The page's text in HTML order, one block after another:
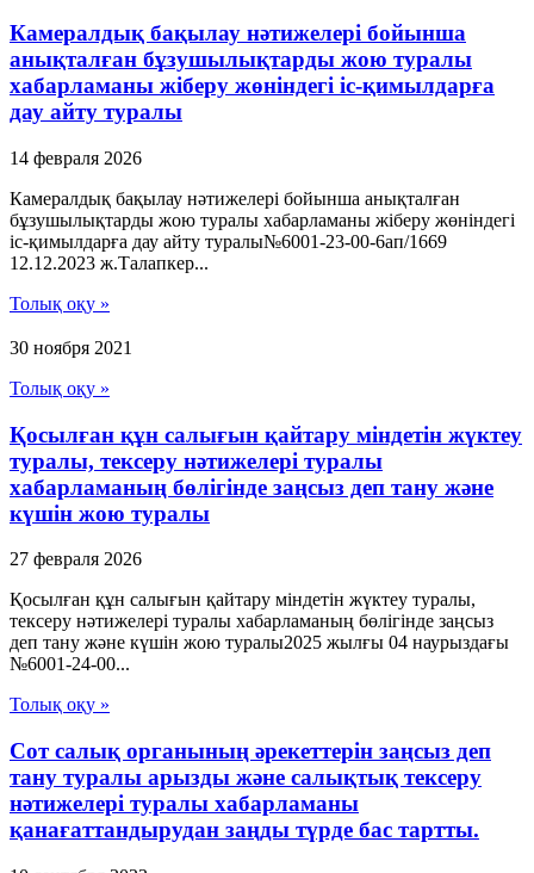
Камералдық бақылау нәтижелері бойынша
анықталған бұзушылықтарды жою туралы
хабарламаны жіберу жөніндегі іс-қимылдарға
дау айту туралы
14 февраля 2026
Камералдық бақылау нәтижелері бойынша анықталған
бұзушылықтарды жою туралы хабарламаны жіберу жөніндегі
іс-қимылдарға дау айту туралы№6001-23-00-6ап/1669
12.12.2023 ж.Талапкер...
Толық оқу »
30 ноября 2021
Толық оқу »
Қосылған құн салығын қайтару міндетін жүктеу
туралы, тексеру нәтижелері туралы
хабарламаның бөлігінде заңсыз деп тану және
күшін жою туралы
27 февраля 2026
Қосылған құн салығын қайтару міндетін жүктеу туралы,
тексеру нәтижелері туралы хабарламаның бөлігінде заңсыз
деп тану және күшін жою туралы2025 жылғы 04 наурыздағы
№6001-24-00...
Толық оқу »
Сот салық органының әрекеттерін заңсыз деп
тану туралы арызды және салықтық тексеру
нәтижелері туралы хабарламаны
қанағаттандырудан заңды түрде бас тартты.